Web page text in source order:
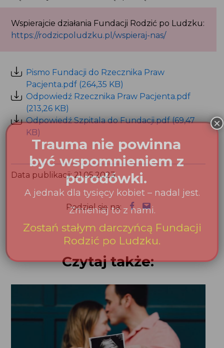
https://rodzicpoludzku.pl/wspieraj-nas/
Pacjenta.pdf (264,35 KB)
Odpowiedź Rzecznika Praw Pacjenta.pdf
(213,26 KB)
Odpowiedź Szpitala do Fundacji.pdf (69,47 KB)
Data publikacji: 21.05.2023
Podziel się na:
Czytaj także: